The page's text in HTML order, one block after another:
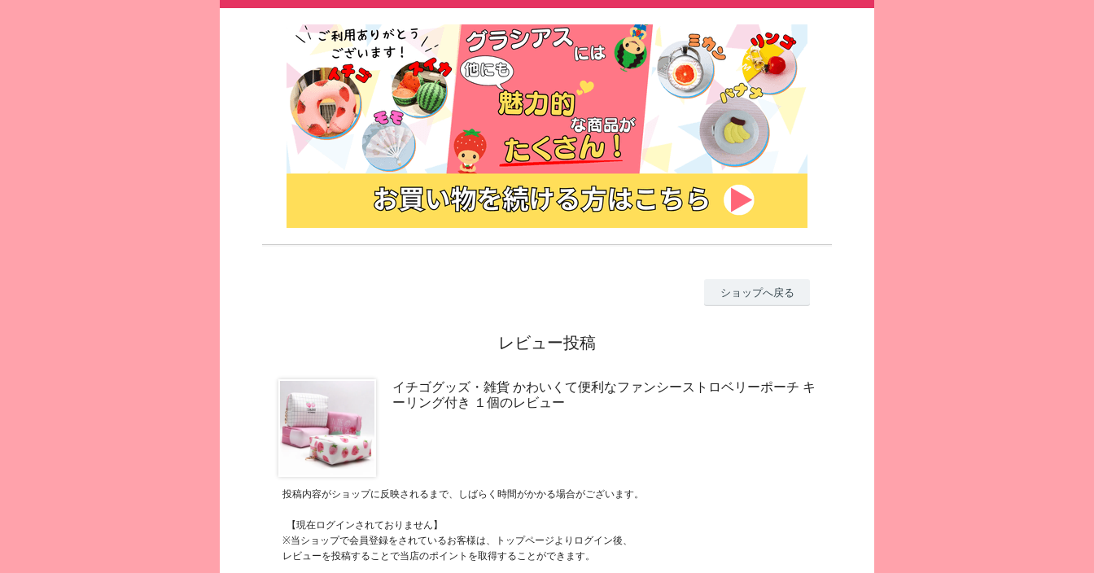
ショップへ戻る
レビュー投稿
イチゴグッズ・雑貨 かわいくて便利なファンシーストロベリーポーチ キ
ーリング付き １個のレビュー
投稿内容がショップに反映されるまで、しばらく時間がかかる場合がございます。
【現在ログインされておりません】
※当ショップで会員登録をされているお客様は、トップページよりログイン後、
レビューを投稿することで当店のポイントを取得することができます。